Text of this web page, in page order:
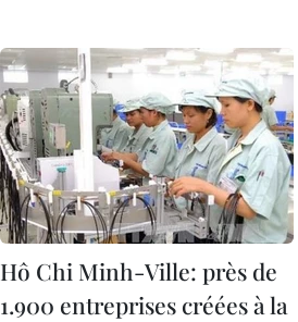
Hô Chi Minh-Ville: près de
1.900 entreprises créées à la